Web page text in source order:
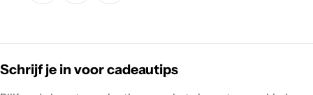
Schrijf je in voor cadeautips